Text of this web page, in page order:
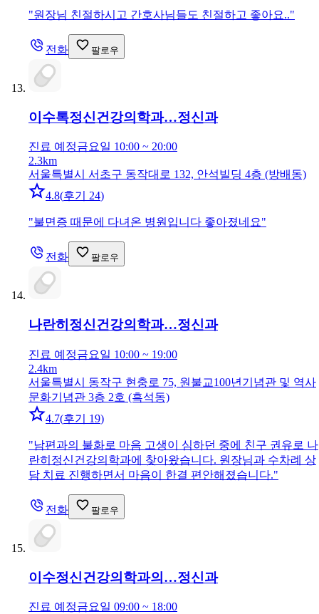
"원장님 친절하시고 간호사님들도 친절하고 좋아요.."
전화 팔로우
이수톡정신건강의학과…정신과
진료 예정금요일 10:00 ~ 20:00
2.3km
서울특별시 서초구 동작대로 132, 안석빌딩 4층 (방배동)
4.8(후기 24)
"불면증 때문에 다녀온 병원입니다 좋아졌네요"
전화 팔로우
나란히정신건강의학과…정신과
진료 예정금요일 10:00 ~ 19:00
2.4km
서울특별시 동작구 현충로 75, 원불교100년기념관 및 역사
문화기념관 3층 2호 (흑석동)
4.7(후기 19)
"남편과의 불화로 마음 고생이 심하던 중에 친구 권유로 나
란히정신건강의학과에 찾아왔습니다. 원장님과 수차례 상
담 치료 진행하면서 마음이 한결 편안해졌습니다."
전화 팔로우
이수정신건강의학과의…정신과
진료 예정금요일 09:00 ~ 18:00